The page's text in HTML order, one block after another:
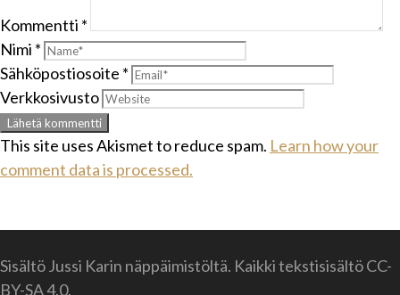
Kommentti *
Nimi *
Sähköpostiosoite *
Verkkosivusto
This site uses Akismet to reduce spam. Learn how your
comment data is processed.
Sisältö Jussi Karin näppäimistöltä. Kaikki tekstisisältö CC-
BY-SA 4.0.